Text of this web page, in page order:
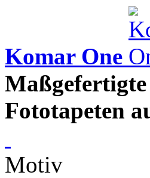
Komar One
Maßgefertigte
Fototapeten
Motiv